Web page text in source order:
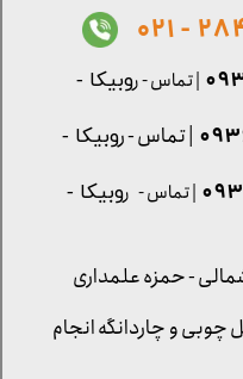
| تماس - روبیکا -
- حمزه علمداری
| تماس - روبیکا -
| تماس - روبیکا -
چوبی و چاردانگه انجام